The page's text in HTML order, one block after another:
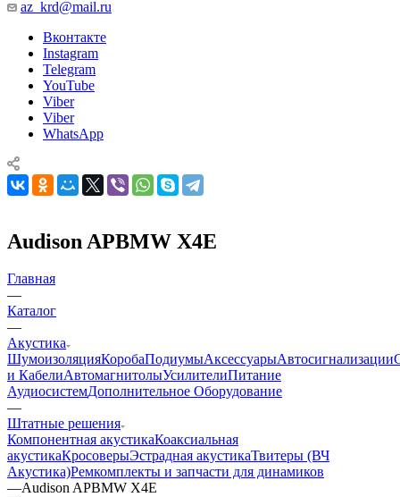
az_krd@mail.ru
Вконтакте
Instagram
Telegram
YouTube
Viber
Viber
WhatsApp
Audison APBMW X4E
Главная
—
Каталог
—
Акустика
ШумоизоляцияКоробаПодиумыАксессуарыАвтосигнализации
и КабелиАвтомагнитолыУсилителиПитание
АудиосистемДополнительное Оборудование
—
Штатные решения
Компонентная акустикаКоаксиальная
акустикаКросоверыЭстрадная акустикаТвитеры (ВЧ
Акустика)Ремкомплекты и запчасти для динамиков
—Audison APBMW X4E